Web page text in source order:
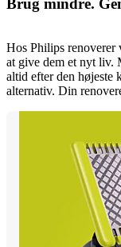
Brug mindre.
Hos Philips renoverer
at give dem et nyt liv.
altid efter den højeste
alternativ. Din